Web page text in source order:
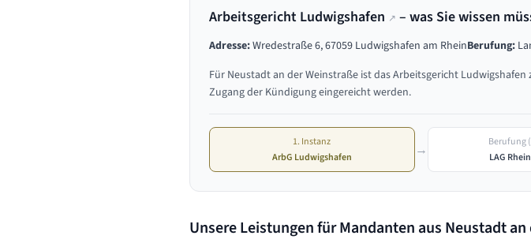
Arbeitsgericht Ludwigshafen ↗ – was Sie wissen
Adresse:Wredestraße 6, 67059 Ludwigshafen am RheinBerufung:
Für Neustadt an der Weinstraße ist dasArbeitsgericht Ludwigshafen
Zugang der Kündigung eingereicht werden.
1. Instanz
ArbG Ludwigshafen
→
Berufung
LAG
Unsere Leistungen für Mandanten aus Neustadt